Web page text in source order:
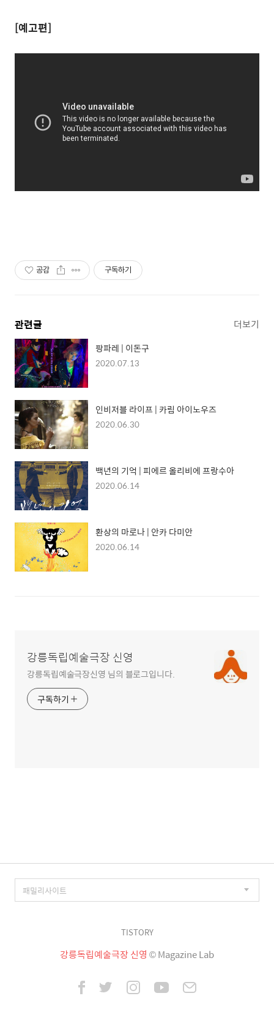
[예고편]
공감 구독하기
관련글 더보기
팡파레 | 이돈구
2020.07.13
인비저블 라이프 | 카림 아이노우즈
2020.06.30
백년의 기억 | 피에르 올리비에 프랑수아
2020.06.14
환상의 마로나 | 안카 다미안
2020.06.14
강릉독립예술극장 신영
강릉독립예술극장신영 님의 블로그입니다.
구독하기
TISTORY
강릉독립예술극장 신영 © Magazine Lab